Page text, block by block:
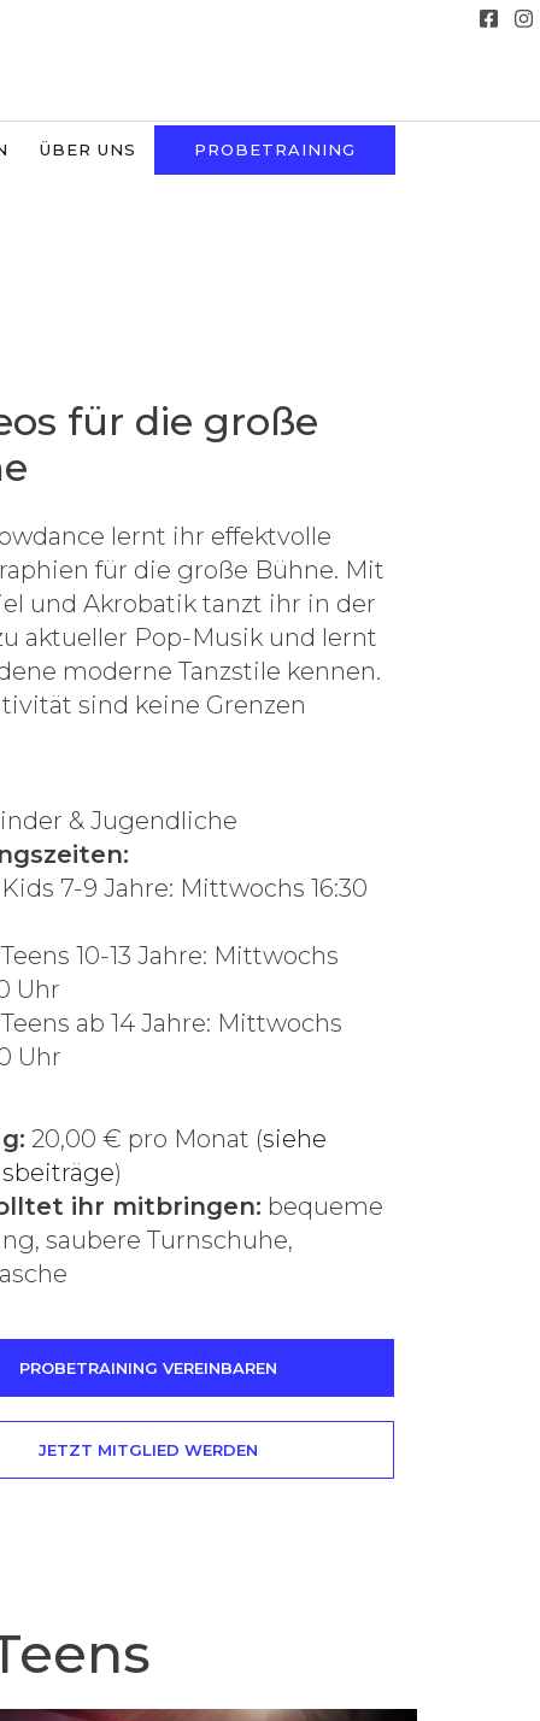
ÜBER UNS PROBETRAINING
für die große
lernt ihr effektvolle
für die große Bühne. Mit
und Akrobatik tanzt ihr in der
aktueller Pop-Musik und lernt
moderne Tanzstile kennen.
sind keine Grenzen
& Jugendliche
7-9 Jahre: Mittwochs 16:30
10-13 Jahre: Mittwochs
Uhr
ab 14 Jahre: Mittwochs
Uhr
20,00 € pro Monat (siehe
)
ihr mitbringen: bequeme
saubere Turnschuhe,
PROBETRAINING VEREINBAREN
JETZT MITGLIED WERDEN